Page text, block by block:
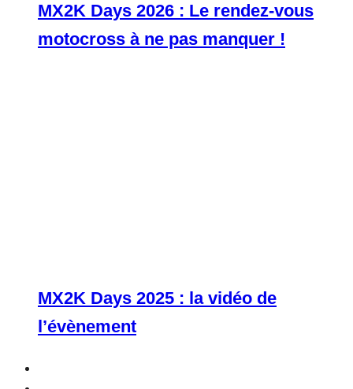
MX2K Days 2026 : Le rendez-vous
motocross à ne pas manquer !
MX2K Days 2025 : la vidéo de
l’évènement